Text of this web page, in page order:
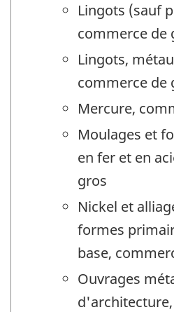
Lingots (sauf
commerce de
Lingots,
commerce de
Mercure,
Moulages et
en fer et en
gros
Nickel et
formes
base,
Ouvrages